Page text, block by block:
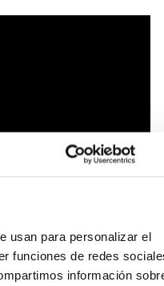
usan para personalizar el
funciones de redes
información